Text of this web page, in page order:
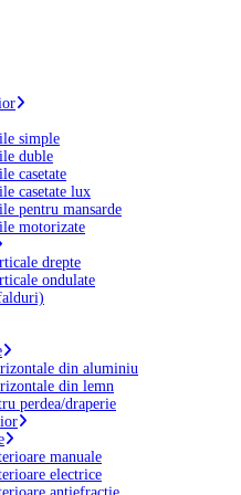
simple
duble
casetate
casetate lux
pentru mansarde
motorizate
drepte
ondulate
din aluminiu
din lemn
perdea/draperie
manuale
electrice